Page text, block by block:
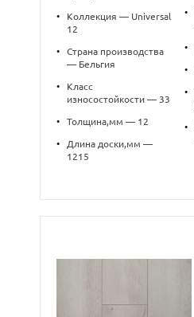
•
Коллекция — Universal
12
•
Страна производства
— Бельгия
•
Класс
износостойкости — 33
• Толщина,мм — 12
•
Длина доски,мм —
1215
•
•
•
•
•